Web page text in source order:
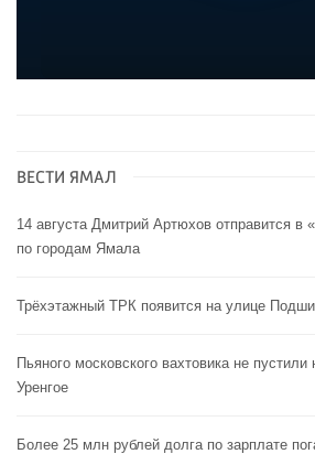
ВЕСТИ ЯМАЛ
14 августа Дмитрий Артюхов отправится в
по городам Ямала
Трёхэтажный ТРК появится на улице
Пьяного московского вахтовика не
Уренгое
Более 25 млн рублей долга по зарплате